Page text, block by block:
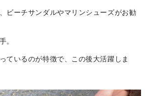
ビーチサンダルやマリンシューズがお勧
。
ているのが特徴で、この後大活躍しま